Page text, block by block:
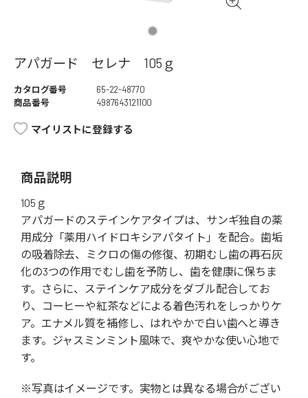
アパガード セレナ 105ｇ
カタログ番号
65-22-48770
商品番号
4987643121100
マイリストに登録する
商品説明
105ｇ
アパガードのステインケアタイプは、サンギ独自の薬
用成分「薬用ハイドロキシアパタイト」を配合。歯垢
の吸着除去、ミクロの傷の修復、初期むし歯の再石灰
化の3つの作用でむし歯を予防し、歯を健康に保ちま
す。さらに、ステインケア成分をダブル配合してお
り、コーヒーや紅茶などによる着色汚れをしっかりケ
ア。エナメル質を補修し、はれやかで白い歯へと導き
ます。ジャスミンミント風味で、爽やかな使い心地で
す。
※写真はイメージです。実物とは異なる場合がござい